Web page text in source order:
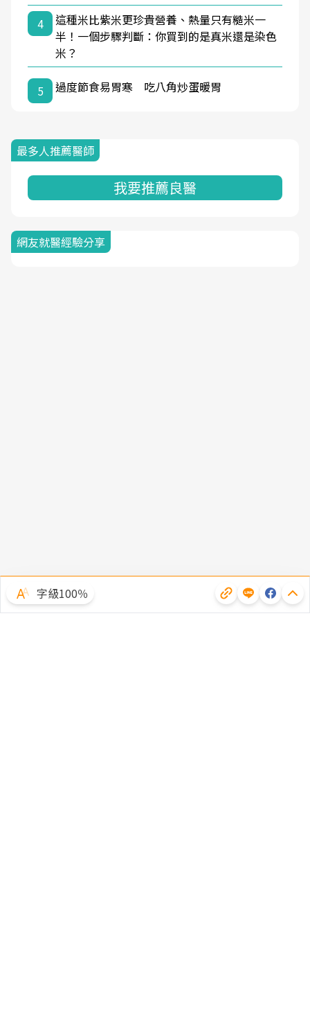
4
這種米比紫米更珍貴營養、熱量只有糙米一
半！一個步驟判斷：你買到的是真米還是染色
米？
5 過度節食易胃寒 吃八角炒蛋暖胃
最多人推薦醫師
我要推薦良醫
網友就醫經驗分享
字級100％